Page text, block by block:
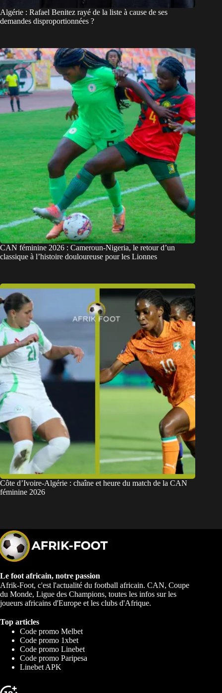
Algérie : Rafael Benitez rayé de la liste à cause de ses
demandes disproportionnées ?
CAN féminine 2026 : Cameroun-Nigeria, le retour d’un
classique à l’histoire douloureuse pour les Lionnes
Côte d’Ivoire-Algérie : chaîne et heure du match de la CAN
féminine 2026
Le foot africain, notre passion
Afrik-Foot, c'est l'actualité du football africain. CAN, Coupe
du Monde, Ligue des Champions, toutes les infos sur les
joueurs africains d'Europe et les clubs d'Afrique.
Top articles
Code promo Melbet
Code promo 1xbet
Code promo Linebet
Code promo Paripesa
Linebet APK